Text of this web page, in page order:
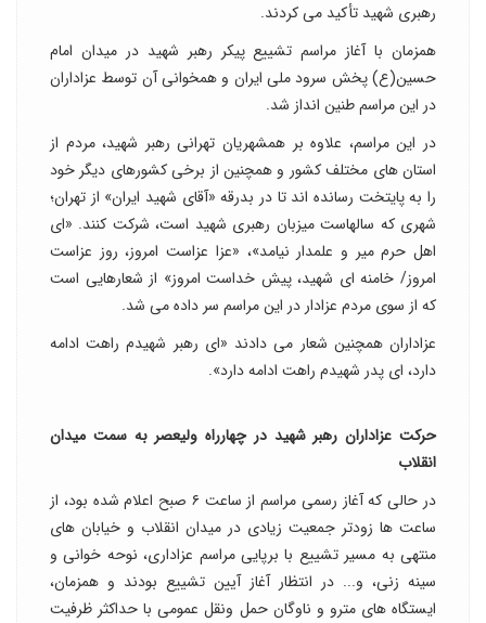
رهبری شهید تأکید می کردند.
همزمان با آغاز مراسم تشییع پیکر رهبر شهید در میدان امام
حسین(ع) پخش سرود ملی ایران و همخوانی آن توسط عزاداران
در این مراسم طنین انداز شد.
در این مراسم، علاوه بر همشهریان تهرانی رهبر شهید، مردم از
استان های مختلف کشور و همچنین از برخی کشورهای دیگر خود
را به پایتخت رسانده اند تا در بدرقه «آقای شهید ایران» از تهران؛
شهری که سالهاست میزبان رهبری شهید است، شرکت کنند. «ای
اهل حرم میر و علمدار نیامد»، «عزا عزاست امروز، روز عزاست
امروز/ خامنه ای شهید، پیش خداست امروز» از شعارهایی است
که از سوی مردم عزادار در این مراسم سر داده می شد.
عزاداران همچنین شعار می دادند «ای رهبر شهیدم راهت ادامه
دارد، ای پدر شهیدم راهت ادامه دارد».
حرکت عزاداران رهبر شهید در چهارراه ولیعصر به سمت میدان
انقلاب
در حالی که آغاز رسمی مراسم از ساعت ۶ صبح اعلام شده بود، از
ساعت ها زودتر جمعیت زیادی در میدان انقلاب و خیابان های
منتهی به مسیر تشییع با برپایی مراسم عزاداری، نوحه خوانی و
سینه زنی، و... در انتظار آغاز آیین تشییع بودند و همزمان،
ایستگاه های مترو و ناوگان حمل ونقل عمومی با حداکثر ظرفیت